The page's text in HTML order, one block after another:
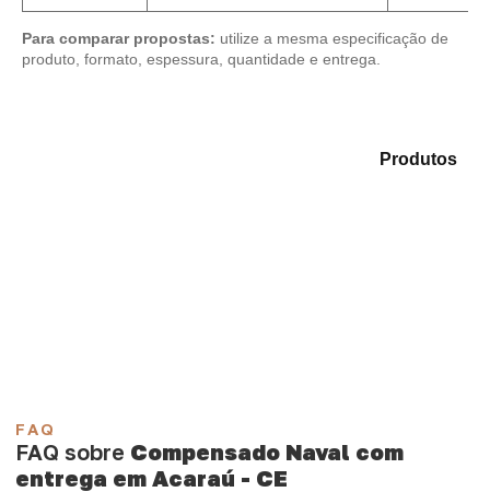
Para comparar propostas: utilize a mesma especificação de
produto, formato, espessura, quantidade e entrega.
Produtose
FAQ
FAQ sobre Compensado Naval com
entrega em Acaraú - CE